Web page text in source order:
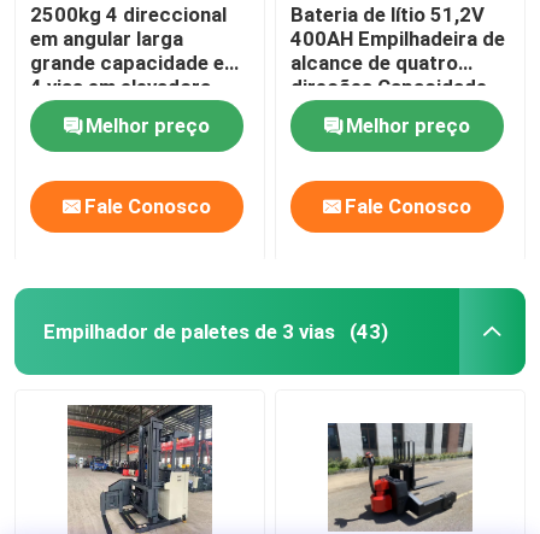
2500kg 4 direccional
em angular larga
grande capacidade em
4 vias em elevadora
elevadora
Melhor preço
Fale Conosco
Bateria de lítio 51,2V
400AH Empilhadeira de
alcance de quatro
direções Capacidade
de carga de 2000 Kg 2
toneladasMelhor preço
Fale Conosco
Empilhador de paletes de 3 vias (43)